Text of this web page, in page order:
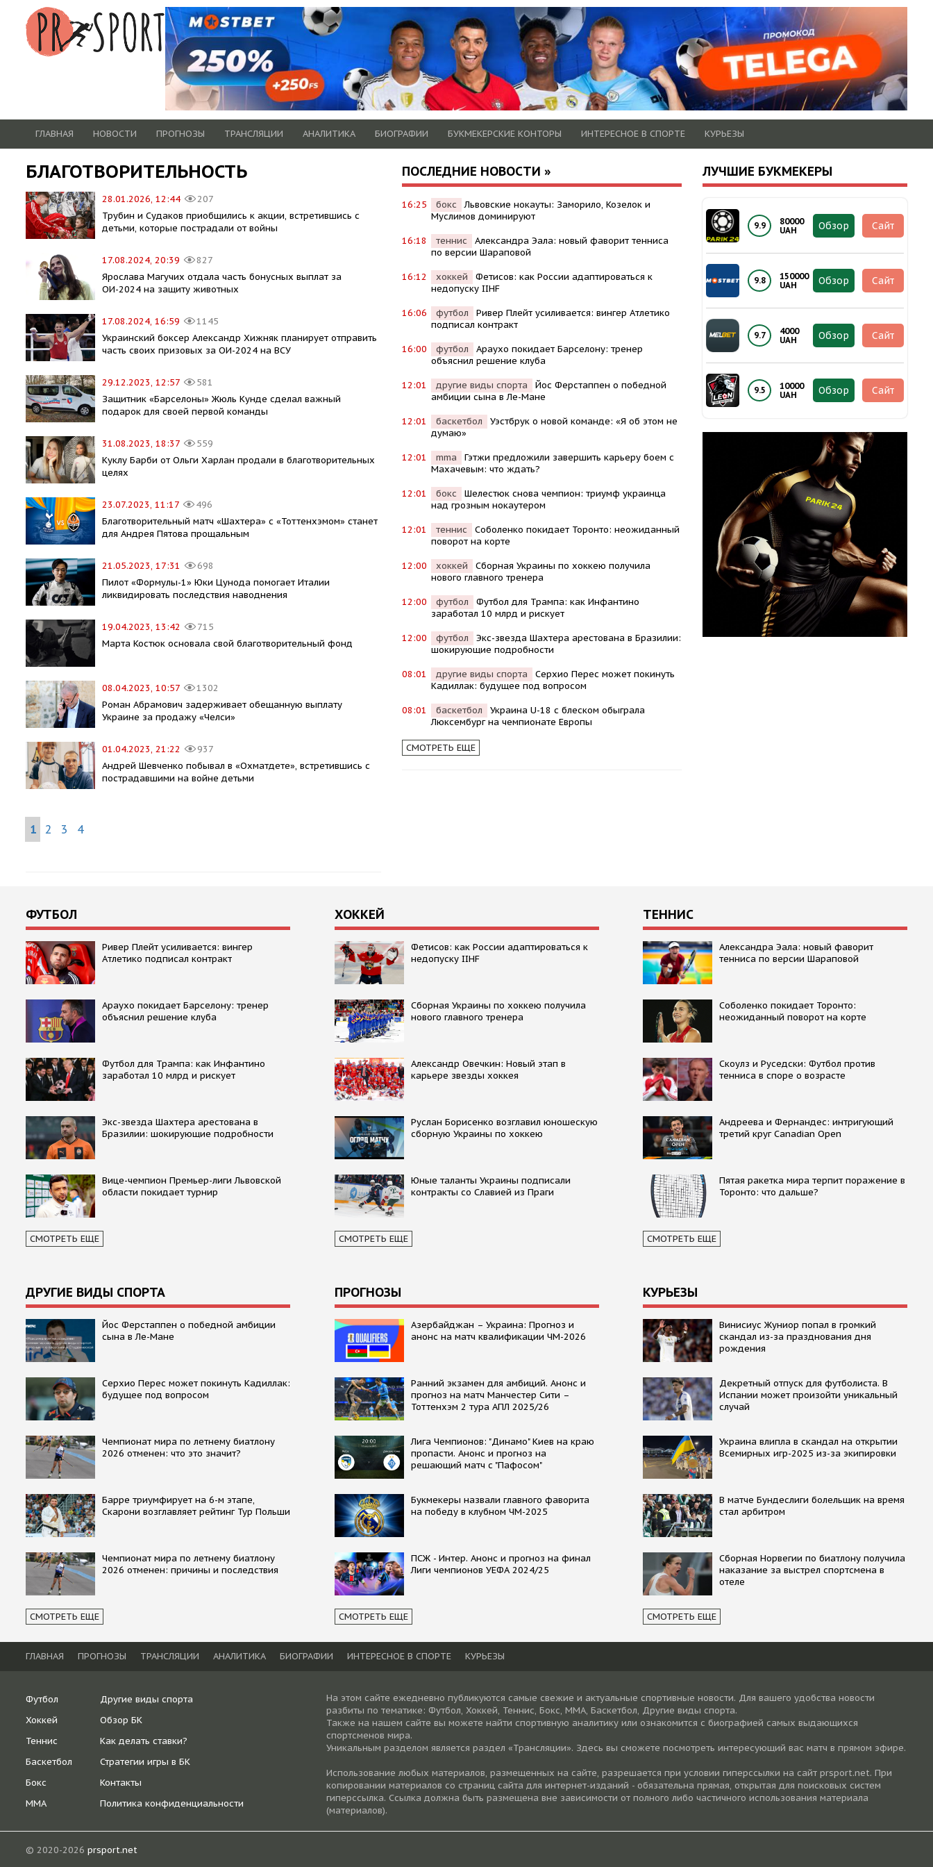
ГЛАВНАЯ НОВОСТИ ПРОГНОЗЫ ТРАНСЛЯЦИИ АНАЛИТИКА БИОГРАФИИ БУКМЕКЕРСКИЕ КОНТОРЫ ИНТЕРЕСНОЕ В СПОРТЕ КУРЬЕЗЫ
БЛАГОТВОРИТЕЛЬНОСТЬ
28.01.2026, 12:44
207
Трубин и Судаков приобщились к акции, встретившись с
детьми, которые пострадали от войны
17.08.2024, 20:39
827
Ярослава Магучих отдала часть бонусных выплат за
ОИ-2024 на защиту животных
17.08.2024, 16:59
1145
Украинский боксер Александр Хижняк планирует отправить
часть своих призовых за ОИ-2024 на ВСУ
29.12.2023, 12:57
581
Защитник «Барселоны» Жюль Кунде сделал важный
подарок для своей первой команды
31.08.2023, 18:37
559
Куклу Барби от Ольги Харлан продали в благотворительных
целях
23.07.2023, 11:17
496
Благотворительный матч «Шахтера» с «Тоттенхэмом» станет
для Андрея Пятова прощальным
21.05.2023, 17:31
698
Пилот «Формулы-1» Юки Цунода помогает Италии
ликвидировать последствия наводнения
19.04.2023, 13:42
715
Марта Костюк основала свой благотворительный фонд
08.04.2023, 10:57
1302
Роман Абрамович задерживает обещанную выплату
Украине за продажу «Челси»
01.04.2023, 21:22
937
Андрей Шевченко побывал в «Охматдете», встретившись с
пострадавшими на войне детьми
1 2 3 4
ПОСЛЕДНИЕ НОВОСТИ »
16:25 бокс
Львовские нокауты: Заморило, Козелок и
Муслимов доминируют
16:18 теннис
Александра Эала: новый фаворит тенниса
по версии Шараповой
16:12 хоккей
Фетисов: как России адаптироваться к
недопуску IIHF
16:06 футбол
Ривер Плейт усиливается: вингер Атлетико
подписал контракт
16:00 футбол
Араухо покидает Барселону: тренер
объяснил решение клуба
12:01 другие виды спорта
Йос Ферстаппен о победной
амбиции сына в Ле-Мане
12:01 баскетбол
Уэстбрук о новой команде: «Я об этом не
думаю»
12:01 mma
Гэтжи предложили завершить карьеру боем с
Махачевым: что ждать?
12:01 бокс
Шелестюк снова чемпион: триумф украинца
над грозным нокаутером
12:01 теннис
Соболенко покидает Торонто: неожиданный
поворот на корте
12:00 хоккей
Сборная Украины по хоккею получила
нового главного тренера
12:00 футбол
Футбол для Трампа: как Инфантино
заработал 10 млрд и рискует
12:00 футбол
Экс-звезда Шахтера арестована в Бразилии:
шокирующие подробности
08:01 другие виды спорта
Серхио Перес может покинуть
Кадиллак: будущее под вопросом
08:01 баскетбол
Украина U-18 с блеском обыграла
Люксембург на чемпионате Европы
СМОТРЕТЬ ЕЩЕ
ЛУЧШИЕ БУКМЕКЕРЫ
9.9
80000
UAH
Обзор Сайт
9.8
150000
UAH
Обзор Сайт
9.7
4000
UAH
Обзор Сайт
9.5
10000
UAH
Обзор Сайт
ФУТБОЛ
Ривер Плейт усиливается: вингер
Атлетико подписал контракт
Араухо покидает Барселону: тренер
объяснил решение клуба
Футбол для Трампа: как Инфантино
заработал 10 млрд и рискует
Экс-звезда Шахтера арестована в
Бразилии: шокирующие подробности
Вице-чемпион Премьер-лиги Львовской
области покидает турнир
СМОТРЕТЬ ЕЩЕ
ХОККЕЙ
Фетисов: как России адаптироваться к
недопуску IIHF
Сборная Украины по хоккею получила
нового главного тренера
Александр Овечкин: Новый этап в
карьере звезды хоккея
Руслан Борисенко возглавил юношескую
сборную Украины по хоккею
Юные таланты Украины подписали
контракты со Славией из Праги
СМОТРЕТЬ ЕЩЕ
ТЕННИС
Александра Эала: новый фаворит
тенниса по версии Шараповой
Соболенко покидает Торонто:
неожиданный поворот на корте
Скоулз и Руседски: Футбол против
тенниса в споре о возрасте
Андреева и Фернандес: интригующий
третий круг Canadian Open
Пятая ракетка мира терпит поражение в
Торонто: что дальше?
СМОТРЕТЬ ЕЩЕ
ДРУГИЕ ВИДЫ СПОРТА
Йос Ферстаппен о победной амбиции
сына в Ле-Мане
Серхио Перес может покинуть Кадиллак:
будущее под вопросом
Чемпионат мира по летнему биатлону
2026 отменен: что это значит?
Барре триумфирует на 6-м этапе,
Скарони возглавляет рейтинг Тур Польши
Чемпионат мира по летнему биатлону
2026 отменен: причины и последствия
СМОТРЕТЬ ЕЩЕ
ПРОГНОЗЫ
Азербайджан – Украина: Прогноз и
анонс на матч квалификации ЧМ-2026
Ранний экзамен для амбиций. Анонс и
прогноз на матч Манчестер Сити –
Тоттенхэм 2 тура АПЛ 2025/26
Лига Чемпионов: "Динамо" Киев на краю
пропасти. Анонс и прогноз на
решающий матч с "Пафосом"
Букмекеры назвали главного фаворита
на победу в клубном ЧМ-2025
ПСЖ - Интер. Анонс и прогноз на финал
Лиги чемпионов УЕФА 2024/25
СМОТРЕТЬ ЕЩЕ
КУРЬЕЗЫ
Винисиус Жуниор попал в громкий
скандал из-за празднования дня
рождения
Декретный отпуск для футболиста. В
Испании может произойти уникальный
случай
Украина влипла в скандал на открытии
Всемирных игр-2025 из-за экипировки
В матче Бундеслиги болельщик на время
стал арбитром
Сборная Норвегии по биатлону получила
наказание за выстрел спортсмена в
отеле
СМОТРЕТЬ ЕЩЕ
ГЛАВНАЯ ПРОГНОЗЫ ТРАНСЛЯЦИИ АНАЛИТИКА БИОГРАФИИ ИНТЕРЕСНОЕ В СПОРТЕ КУРЬЕЗЫ
Футбол
Хоккей
Теннис
Баскетбол
Бокс
ММА
Другие виды спорта
Обзор БК
Как делать ставки?
Стратегии игры в БК
Контакты
Политика конфиденциальности
На этом сайте ежедневно публикуются самые свежие и актуальные спортивные новости. Для вашего удобства новости
разбиты по тематике: Футбол, Хоккей, Теннис, Бокс, ММА, Баскетбол, Другие виды спорта.
Также на нашем сайте вы можете найти спортивную аналитику или ознакомится с биографией самых выдающихся
спортсменов мира.
Уникальным разделом является раздел «Трансляции». Здесь вы сможете посмотреть интересующий вас матч в прямом эфире.
Использование любых материалов, размещенных на сайте, разрешается при условии гиперссылки на cайт prsport.net. При
копировании материалов со страниц сайта для интернет-изданий - обязательна прямая, открытая для поисковых систем
гиперссылка. Ссылка должна быть размещена вне зависимости от полного либо частичного использования материала
(материалов).
© 2020-2026 prsport.net